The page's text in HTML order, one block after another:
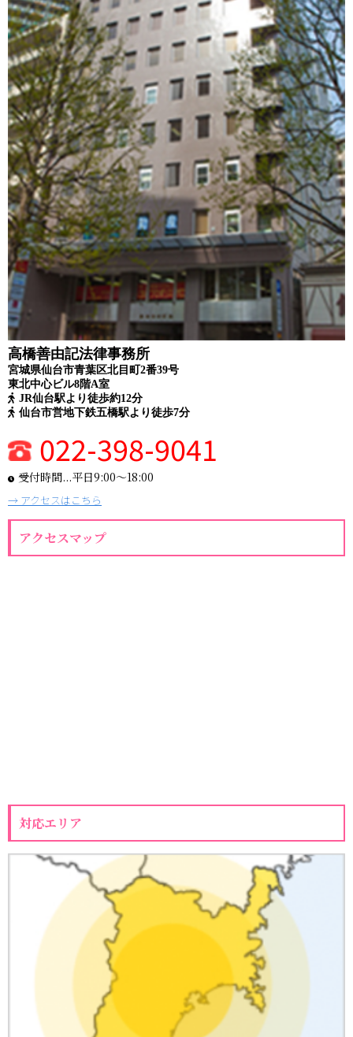
高橋善由記法律事務所
宮城県仙台市青葉区北目町2番39号
東北中心ビル8階A室
JR仙台駅より徒歩約12分
仙台市営地下鉄五橋駅より徒歩7分
022-398-9041
受付時間...平日9:00〜18:00
→ アクセスはこちら
アクセスマップ
対応エリア